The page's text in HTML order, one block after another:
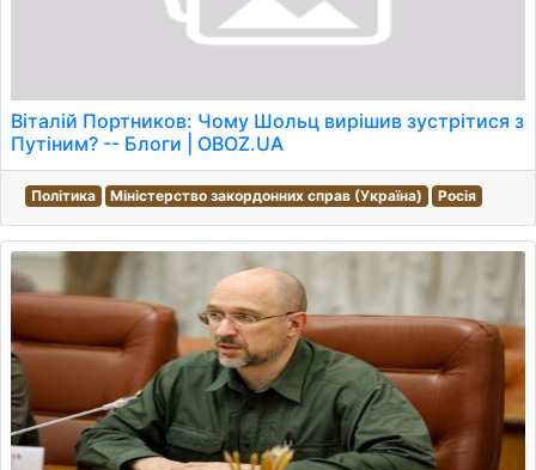
Віталій Портников: Чому Шольц вирішив зустрітися з
Путіним? -- Блоги | OBOZ.UA
Політика Міністерство закордонних справ (Україна) Росія